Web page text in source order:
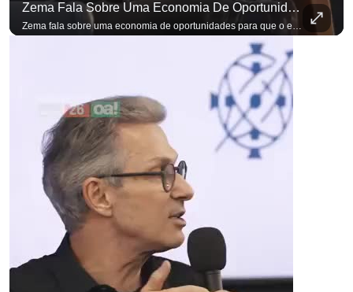
Zema Fala Sobre Uma Economia De Oportunidades Para O Empresário
Zema fala sobre uma economia de oportunidades para que o empresário brasileiro não precise sair do país para manter o crescimento do seu negócio. A primeira Sabatina Presidencial em que as perguntas não vieram de assessores, partidos ou jornalistas. Vieram de uma pesquisa com empresários brasileiros. Imposto, juro, custo de contratar. Cada candidato frente a frente com quem move a economia do país. Se você busca informação com credibilidade, inscreva-se agora e ative o
para não perder nenhuma atualização! Ouça O Antagonista nos principais